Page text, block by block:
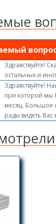
Здравствуйте!
остальных и
Здравствуйте!
при которой мы
месяц. Большое
рады видеть